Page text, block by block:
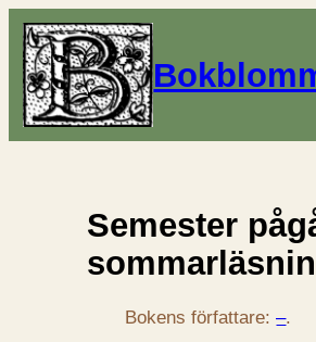
Semester
Bokens författare:–.